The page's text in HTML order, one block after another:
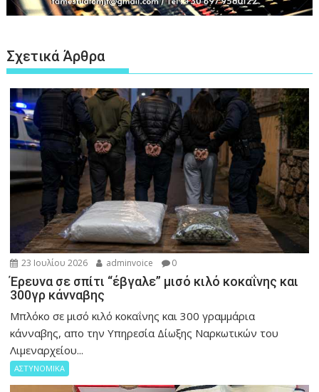
Σχετικά Άρθρα
23 Ιουλίου 2026 adminvoice 0
Έρευνα σε σπίτι “έβγαλε” μισό κιλό κοκαΐνης και
300γρ κάνναβης
Μπλόκο σε μισό κιλό κοκαΐνης και 300 γραμμάρια
κάνναβης, απο την Υπηρεσία Δίωξης Ναρκωτικών του
Λιμεναρχείου...
ΑΣΤΥΝΟΜΙΚΑ